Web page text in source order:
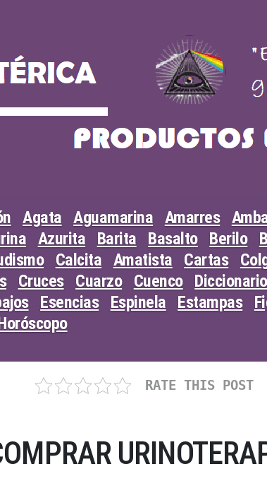
Agata Aguamarina Amarres
Azurita Barita Basalto Berilo
Calcita Amatista Cartas
Cruces Cuarzo Cuenco
Esencias Espinela Estampas
RATE THIS POST